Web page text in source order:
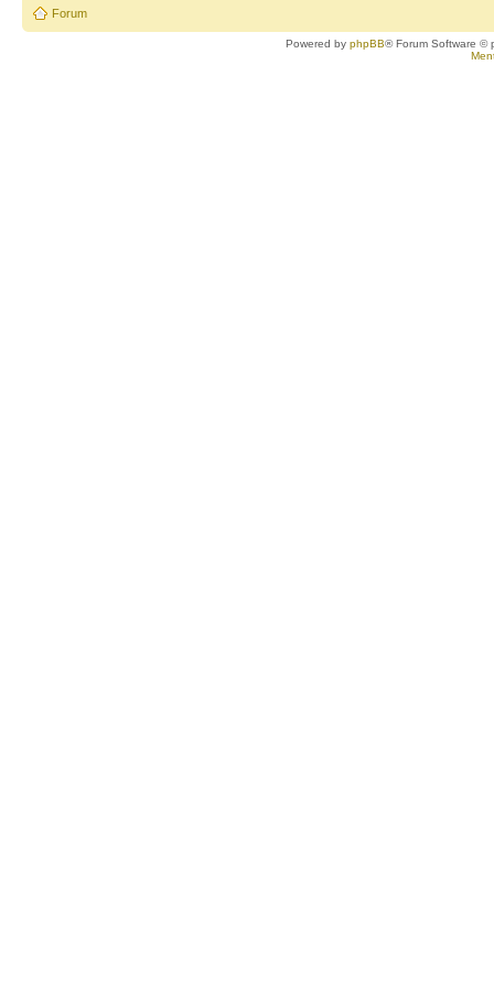
Forum
Powered byphpBB® Forum Software ©